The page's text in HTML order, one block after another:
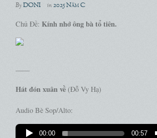
ByDONI in2025 Năm C
Chủ Đề:Kính nhớ ông bà tổ tiên.
——
Hát đón xuân về(Đỗ Vy Hạ)
Audio Bè Sop/Alto:
00:00 00:57